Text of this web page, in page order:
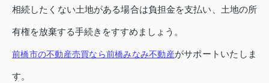
相続したくない土地がある場合は負担金を支払い、土地の所
有権を放棄する手続きをすすめましょう。
前橋市の不動産売買なら前橋みなみ不動産がサポートいたしま
す。